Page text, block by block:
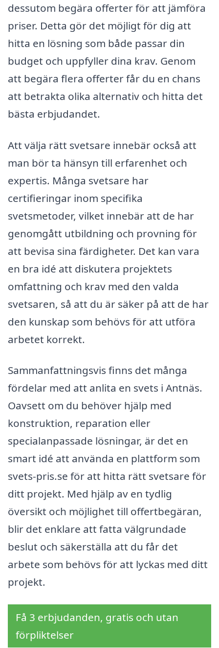
dessutom begära offerter för att jämföra
priser. Detta gör det möjligt för dig att
hitta en lösning som både passar din
budget och uppfyller dina krav. Genom
att begära flera offerter får du en chans
att betrakta olika alternativ och hitta det
bästa erbjudandet.
Att välja rätt svetsare innebär också att
man bör ta hänsyn till erfarenhet och
expertis. Många svetsare har
certifieringar inom specifika
svetsmetoder, vilket innebär att de har
genomgått utbildning och provning för
att bevisa sina färdigheter. Det kan vara
en bra idé att diskutera projektets
omfattning och krav med den valda
svetsaren, så att du är säker på att de har
den kunskap som behövs för att utföra
arbetet korrekt.
Sammanfattningsvis finns det många
fördelar med att anlita en svets i Antnäs.
Oavsett om du behöver hjälp med
konstruktion, reparation eller
specialanpassade lösningar, är det en
smart idé att använda en plattform som
svets-pris.se för att hitta rätt svetsare för
ditt projekt. Med hjälp av en tydlig
översikt och möjlighet till offertbegäran,
blir det enklare att fatta välgrundade
beslut och säkerställa att du får det
arbete som behövs för att lyckas med ditt
projekt.
Få 3 erbjudanden, gratis och utan
förpliktelser